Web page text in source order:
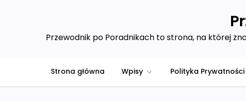
Przewodnik po Poradnikach to strona, na której
Strona główna Wpisy Polityka Prywatności